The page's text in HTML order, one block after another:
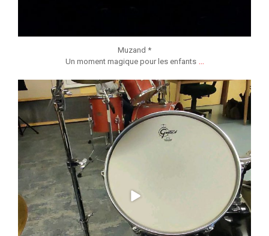
Muzand *
Un moment magique pour les enfants ...
jmmonsborinage
Déc 8